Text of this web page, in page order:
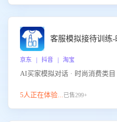
客服模拟接待训练-
京东 | 抖音 | 淘宝
AI买家模拟对话 · 时尚消费类
5人正在体验...已售299+